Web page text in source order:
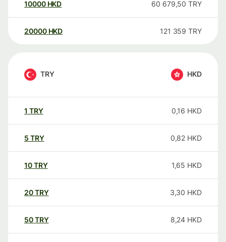
10000 HKD 60 679,50 TRY
20000 HKD 121 359 TRY
TRY HKD
1 TRY 0,16 HKD
5 TRY 0,82 HKD
10TRY 1,65 HKD
20TRY 3,30 HKD
50TRY 8,24 HKD